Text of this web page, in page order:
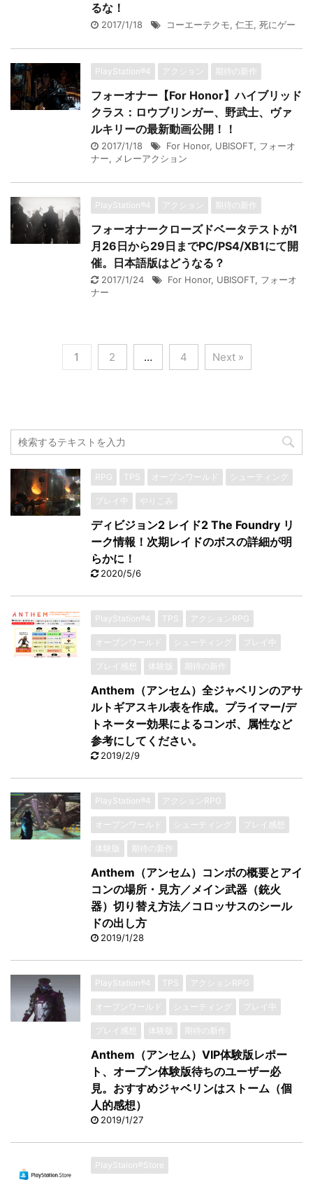
るな！
2017/1/18 コーエーテクモ, 仁王, 死にゲー
PlayStation®4 アクション 期待の新作
フォーオナー【For Honor】ハイブリッド
クラス：ロウブリンガー、野武士、ヴァ
ルキリーの最新動画公開！！
2017/1/18 For Honor, UBISOFT, フォーオ
ナー, メレーアクション
PlayStation®4 アクション 期待の新作
フォーオナークローズドベータテストが1
月26日から29日までPC/PS4/XB1にて開
催。日本語版はどうなる？
2017/1/24 For Honor, UBISOFT, フォーオ
ナー
1 2 … 4 Next »
RPG TPS オープンワールド シューティング
プレイ中 やりこみ
ディビジョン2 レイド2 The Foundry リ
ーク情報！次期レイドのボスの詳細が明
らかに！
2020/5/6
PlayStation®4 TPS アクションRPG
オープンワールド シューティング プレイ中
プレイ感想 体験版 期待の新作
Anthem（アンセム）全ジャベリンのアサ
ルトギアスキル表を作成。プライマー/デ
トネーター効果によるコンボ、属性など
参考にしてください。
2019/2/9
PlayStation®4 アクションRPG
オープンワールド シューティング プレイ感想
体験版 期待の新作
Anthem（アンセム）コンボの概要とアイ
コンの場所・見方／メイン武器（銃火
器）切り替え方法／コロッサスのシール
ドの出し方
2019/1/28
PlayStation®4 TPS アクションRPG
オープンワールド シューティング プレイ中
プレイ感想 体験版 期待の新作
Anthem（アンセム）VIP体験版レポー
ト、オープン体験版待ちのユーザー必
見。おすすめジャベリンはストーム（個
人的感想）
2019/1/27
PlayStaion®Store